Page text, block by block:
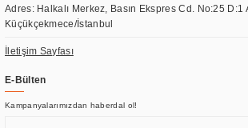
Adres: Halkalı Merkez, Basın Ekspres Cd. No:25 D:1
Küçükçekmece/İstanbul
İletişim Sayfası
E-Bülten
Kampanyalarımızdan haberdal ol!